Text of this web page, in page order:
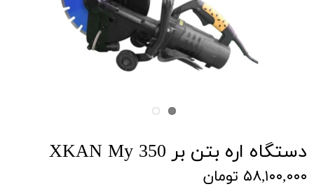
دستگاه اره بتن بر XKAN My 350
۵۸,۱۰۰,۰۰۰ تومان